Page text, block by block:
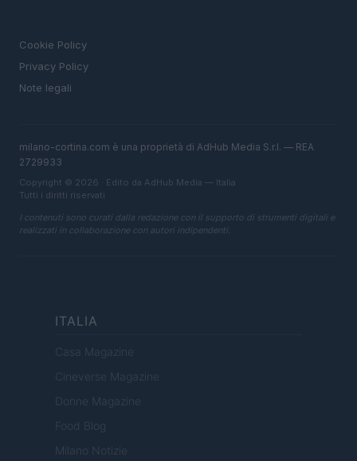
Cookie Policy
Privacy Policy
Note legali
milano-cortina.com è una proprietà di AdHub Media S.r.l. — REA
2729933
Copyright © 2026 · Edito da AdHub Media — Italia
Tutti i diritti riservati
I contenuti sono curati dalla redazione con il supporto di strumenti digitali e
realizzati in collaborazione con autori indipendenti.
ITALIA
Casa Magazine
Cineverse Magazine
Donne Magazine
Food Blog
Milano Notizie